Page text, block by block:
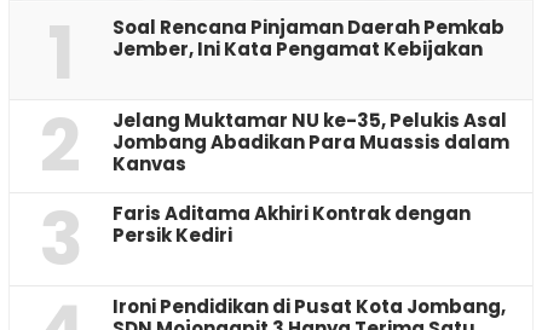
1
‎Soal Rencana Pinjaman Daerah Pemkab
Jember, Ini Kata Pengamat Kebijakan ‎
2
Jelang Muktamar NU ke-35, Pelukis Asal
Jombang Abadikan Para Muassis dalam
Kanvas
3
Faris Aditama Akhiri Kontrak dengan
Persik Kediri
Ironi Pendidikan di Pusat Kota Jombang,